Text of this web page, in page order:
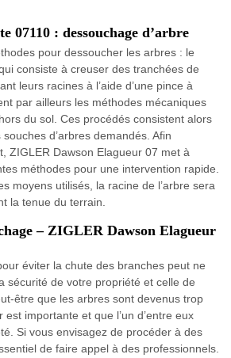
07110 : dessouchage d’arbre
pour dessoucher les arbres : le
consiste à creuser des tranchées de
leurs racines à l’aide d’une pince à
par ailleurs les méthodes mécaniques
du sol. Ces procédés consistent alors
d’arbres demandés. Afin
ZIGLER Dawson Elagueur 07 met à
méthodes pour une intervention rapide.
moyens utilisés, la racine de l’arbre sera
la tenue du terrain.
– ZIGLER Dawson Elagueur
éviter la chute des branches peut ne
sécurité de votre propriété et celle de
être que les arbres sont devenus trop
importante et que l’un d’entre eux
Si vous envisagez de procéder à des
de faire appel à des professionnels.